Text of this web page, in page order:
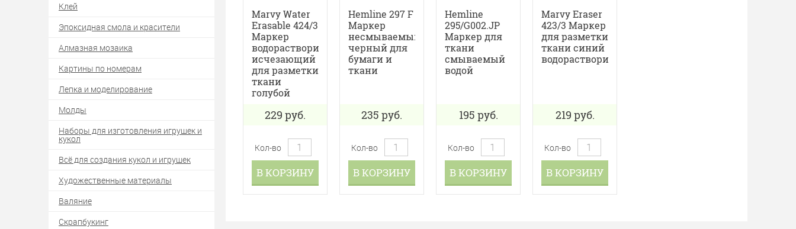
Клей
Эпоксидная смола и красители
Алмазная мозаика
Картины по номерам
Лепка и моделирование
Молды
Наборы для изготовления игрушек и
кукол
Всё для создания кукол и игрушек
Художественные материалы
Валяние
Скрапбукинг
Marvy Water
Erasable 424/3
Маркер
водорастворимый
исчезающий
для разметки
ткани
голубой
229 руб.
Кол-во
В КОРЗИНУ
Hemline 297 F
Маркер
несмываемый
черный для
бумаги и
ткани
235 руб.
Кол-во
В КОРЗИНУ
Hemline
295/G002.JP
Маркер для
ткани
смываемый
водой
195 руб.
Кол-во
В КОРЗИНУ
Marvy Eraser
423/3 Маркер
для разметки
ткани синий
водорастворимый
219 руб.
Кол-во
В КОРЗИНУ